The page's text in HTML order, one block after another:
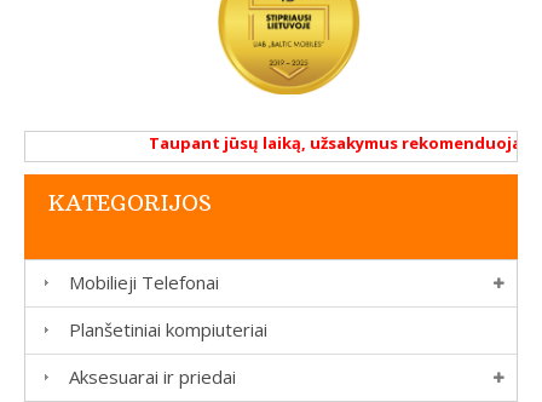
Taupant jūsų laiką, užsakymus
KATEGORIJOS
Mobilieji Telefonai
Planšetiniai kompiuteriai
Aksesuarai ir priedai